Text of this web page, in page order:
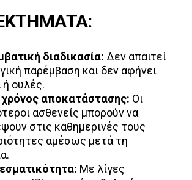
διαδικασία: Δεν απαιτεί
παρέμβαση και δεν αφήνει
ή ουλές.
αποκατάστασης: Οι
ασθενείς μπορούν να
στις καθημερινές τους
αμέσως μετά τη
Με λίγες